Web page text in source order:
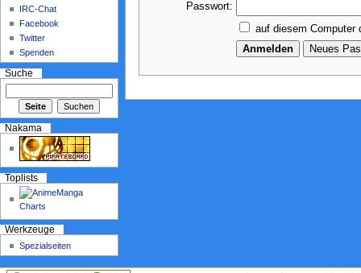
Passwort:
auf diesem Computer
IRC-Chat
Facebook
Twitter
Spenden
Suche
Nakama
Toplists
Werkzeuge
Spezialseiten